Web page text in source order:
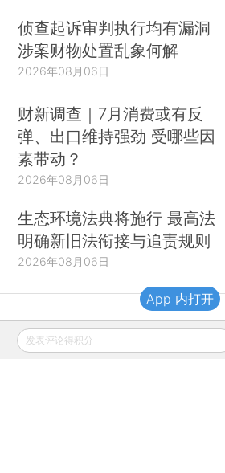
侦查起诉审判执行均有漏洞
涉案财物处置乱象何解
2026年08月06日
财新调查｜7月消费或有反
弹、出口维持强劲 受哪些因
素带动？
2026年08月06日
生态环境法典将施行 最高法
明确新旧法衔接与追责规则
2026年08月06日
财新移动
发表评论得积分
App 内打开